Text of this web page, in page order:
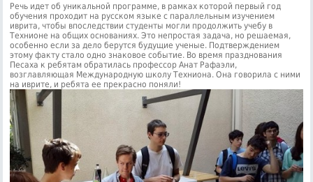
Речь идет об уникальной программе, в рамках которой первый год
обучения проходит на русском языке с параллельным изучением
иврита, чтобы впоследствии студенты могли продолжить учебу в
Технионе на общих основаниях. Это непростая задача, но решаемая,
особенно если за дело берутся будущие ученые. Подтверждением
этому факту стало одно знаковое событие. Во время празднования
Песаха к ребятам обратилась профессор Анат Рафаэли,
возглавляющая Международную школу Техниона. Она говорила с ними
на иврите, и ребята ее прекрасно поняли!